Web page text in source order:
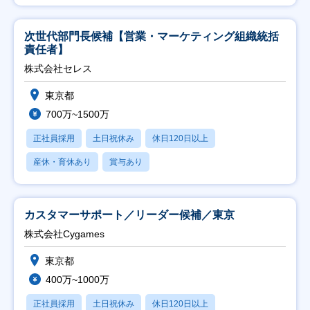
次世代部門長候補【営業・マーケティング組織統括
責任者】
株式会社セレス
東京都
700万~1500万
正社員採用 土日祝休み 休日120日以上
産休・育休あり 賞与あり
カスタマーサポート／リーダー候補／東京
株式会社Cygames
東京都
400万~1000万
正社員採用 土日祝休み 休日120日以上